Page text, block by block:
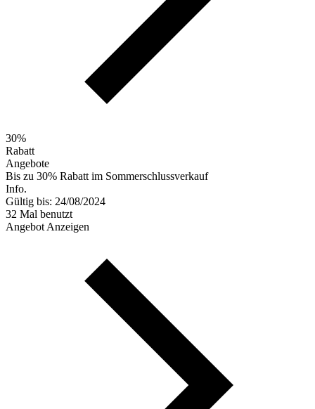
30%
Rabatt
Angebote
Bis zu 30% Rabatt im Sommerschlussverkauf
Info.
Gültig bis: 24/08/2024
32 Mal benutzt
Angebot Anzeigen